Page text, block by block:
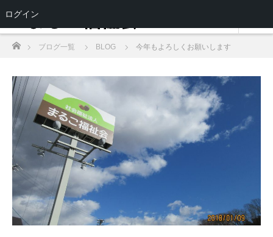
ブログ一覧 BLOG 今年もよろしくお願いします
ログイン